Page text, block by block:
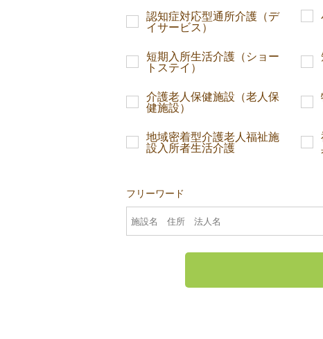
認知症対応型通所介護（デ
イサービス）
短期入所生活介護（ショー
トステイ）
介護老人保健施設（老人保
健施設）
地域密着型介護老人福祉施
設入所者生活介護
フリーワード